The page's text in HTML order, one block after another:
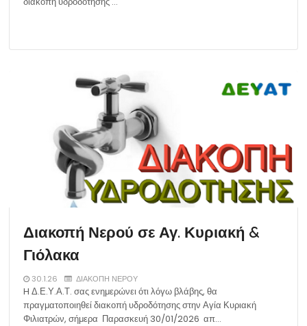
Διακοπή Νερού σε Αγ. Κυριακή &
Γιόλακα
30.1.26 ΔΙΑΚΟΠΗ ΝΕΡΟΥ
H Δ.Ε.Υ.Α.Τ. σας ενημερώνει ότι λόγω βλάβης, θα
πραγματοποιηθεί διακοπή υδροδότησης στην Αγία Κυριακή
Φιλιατρών, σήμερα Παρασκευή 30/01/2026 απ…